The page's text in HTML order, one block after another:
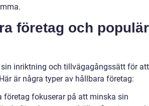
företag och
inriktning och tillvägagångssätt för
är några typer av hållbara företag:
företag fokuserar på att minska sin